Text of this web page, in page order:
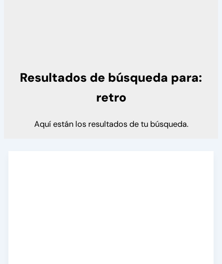
Resultados de búsqueda para:
retro
Aquí están los resultados de tu búsqueda.